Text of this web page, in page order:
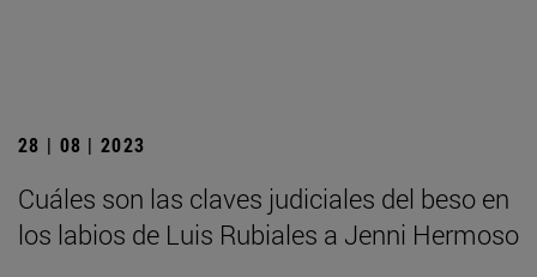
28 | 08 | 2023
Cuáles son las claves judiciales del beso en
los labios de Luis Rubiales a Jenni Hermoso